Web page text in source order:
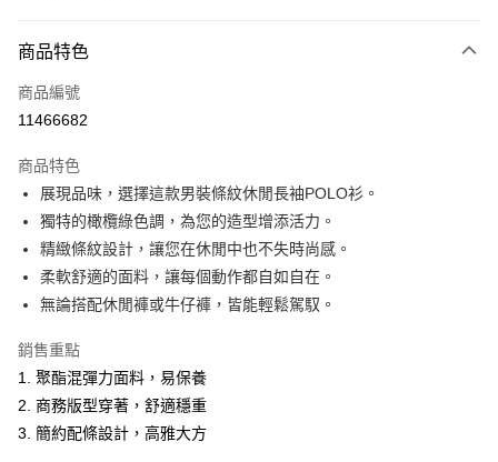
信用卡一次付款
超商取貨付款
Apple Pay
悠遊付
Google Pay
ATM付款
全家取貨付款
每筆NT$60，滿NT$1,200(含以上)免運費
商品特色
商品編號
11466682
商品特色
展現品味，選擇這款男裝條紋休閒長袖POLO衫。
獨特的橄欖綠色調，為您的造型增添活力。
精緻條紋設計，讓您在休閒中也不失時尚感。
柔軟舒適的面料，讓每個動作都自如自在。
無論搭配休閒褲或牛仔褲，皆能輕鬆駕馭。
銷售重點
1. 聚酯混彈力面料，易保養
2. 商務版型穿著，舒適穩重
3. 簡約配條設計，高雅大方